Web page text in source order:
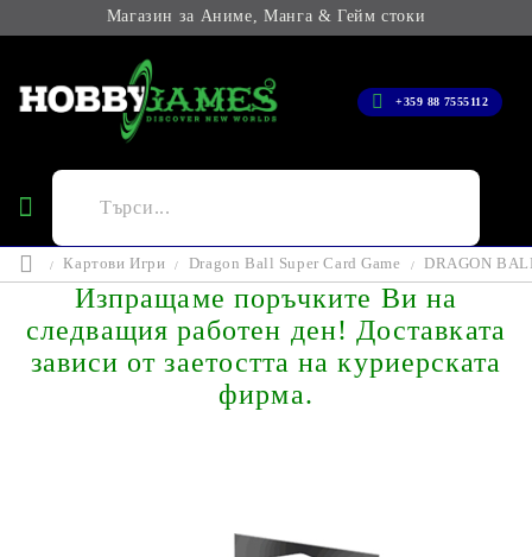
Магазин за Аниме, Манга & Гейм стоки
+359 88 7555112
Картови Игри Dragon Ball Super Card Game DRAGON
Изпращаме поръчките Ви на
следващия работен ден! Доставката
зависи от заетостта на куриерската
фирма.